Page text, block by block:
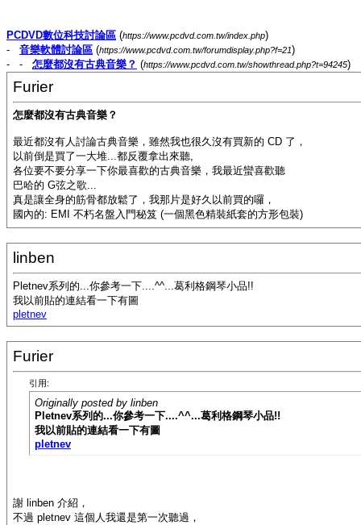
PCDVD數位科技討論區 (https://www.pcdvd.com.tw/index.php)
- 音樂軟體討論區 (https://www.pcdvd.com.tw/forumdisplay.php?f=21)
- - 怎麼都沒有古典音樂？ (https://www.pcdvd.com.tw/showthread.php?t=94245)
Furier
怎麼都沒有古典音樂？
最近都沒有人討論古典音樂，雖然我也很久沒有買新的 CD 了，
以前倒是買了一大堆...都反覆拿出來聽,
各位要不要分享一下你最喜歡的古典音樂，我最近蠻喜歡聽
巴哈的 G弦之歌...
真是讓全身的筋骨都放鬆了，我那片是好久以前買的囉，
國內的: EMI 不朽名盤入門秘笈 (一個黑色精裝紙套的方形包裝)
linben
Pletnev系列的...你參考一下....^^...葛利格鋼琴小品!!
我以前貼的連結看一下有圖
pletnev
Furier
引用:
Originally posted by linben
Pletnev系列的...你參考一下....^^...葛利格鋼琴小品!!
我以前貼的連結看一下有圖
pletnev
謝 linben 介紹，
不過 pletnev 這個人我還是第一次聽過，